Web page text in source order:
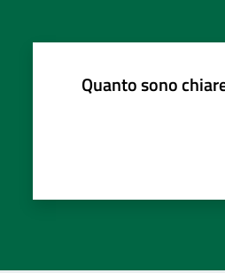
Quanto sono